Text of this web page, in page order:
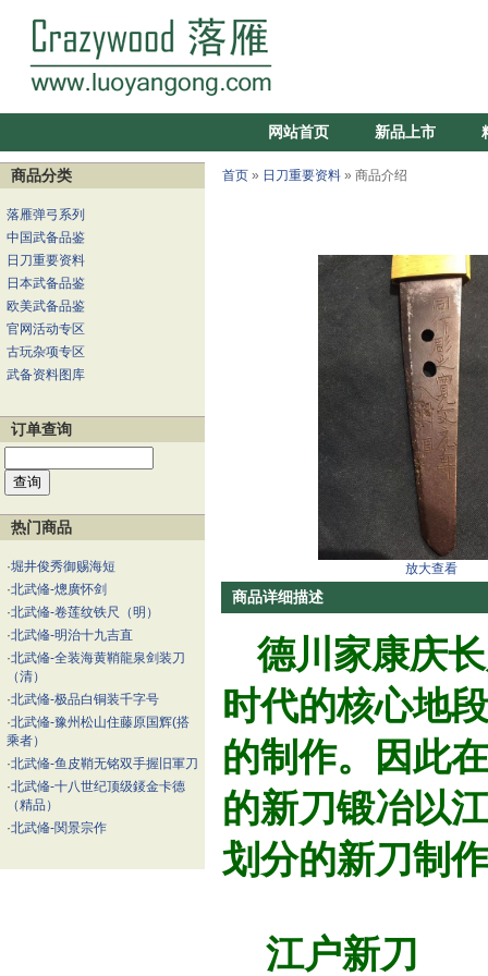
网站首页 新品上市
商品分类
落雁弹弓系列
中国武备品鉴
日刀重要资料
日本武备品鉴
欧美武备品鉴
官网活动专区
古玩杂项专区
武备资料图库
订单查询
热门商品
·堀井俊秀御赐海短
·北武偹-熜廣怀剑
·北武偹-卷莲纹铁尺（明）
·北武偹-明治十九吉直
·北武偹-全装海黄鞘龍泉剑装刀
（清）
·北武偹-极品白铜装千字号
·北武偹-豫州松山住藤原国辉(搭
乘者）
·北武偹-鱼皮鞘无铭双手握旧軍刀
·北武偹-十八世纪顶级錽金卡德
（精品）
·北武偹-関景宗作
首页 » 日刀重要资料 » 商品介绍
放大查看
商品详细描述
德川家康庆
时代的核心地
的制作。因此
的新刀锻冶以
划分的新刀制
江户新刀